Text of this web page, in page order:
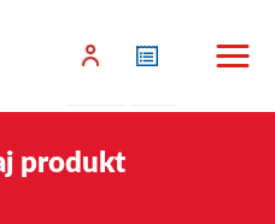
produkt